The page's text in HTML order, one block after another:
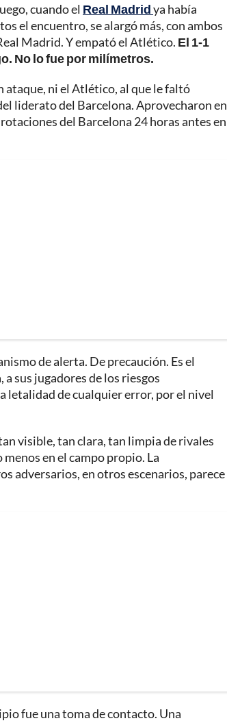
cuando el Real Madridya había
el encuentro, se alargó más, con ambos
Madrid. Y empató el Atlético. El 1-1
No lo fue por milímetros.
ataque, ni el Atlético, al que le faltó
liderato del Barcelona. Aprovecharon en
del Barcelona 24 horas antes en
de alerta. De precaución. Es el
sus jugadores de los riesgos
letalidad de cualquier error, por el nivel
visible, tan clara, tan limpia de rivales
en el campo propio. La
adversarios, en otros escenarios, parece
fue una toma de contacto. Una